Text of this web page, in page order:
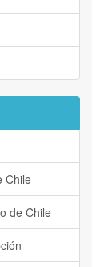
Chile
de Chile